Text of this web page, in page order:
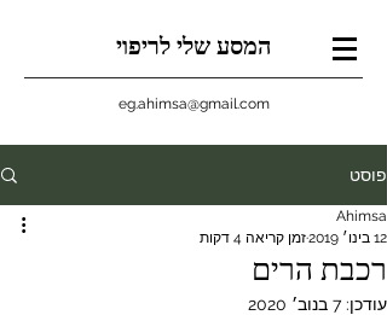
המסע שלי לריפוי
eg.ahimsa@gmail.com
פוסט
רכבת הרים
Ahimsa
12 בינו׳ 2019
זמן קריאה 4 דקות
עודכן: 7 בנוב׳ 2020